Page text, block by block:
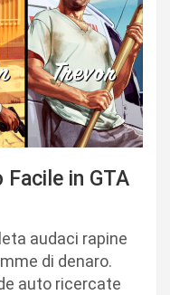
Facile in GTA
audaci rapine
di denaro.
auto ricercate